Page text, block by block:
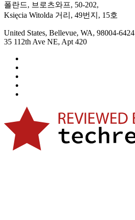
폴란드, 브로츠와프, 50-202,
Księcia Witolda 거리, 49번지, 15호
United States, Bellevue, WA, 98004-6424
35 112th Ave NE, Apt 420